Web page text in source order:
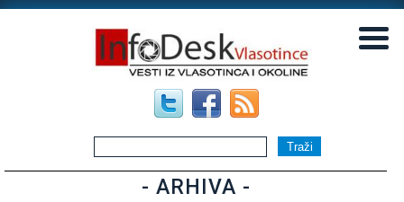
- ARHIVA -